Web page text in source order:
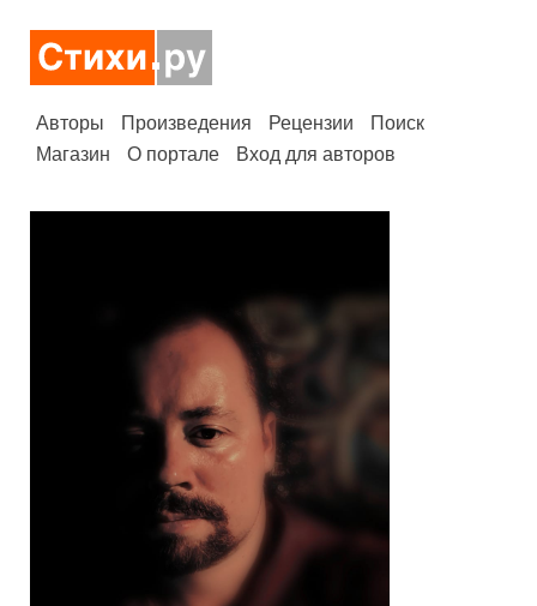
Авторы Произведения Рецензии
Поиск
Магазин
О портале Вход для авторов